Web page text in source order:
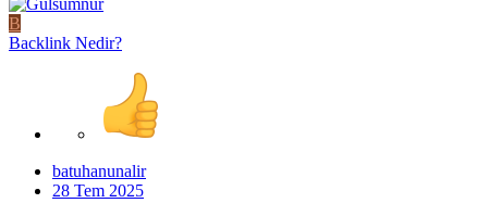
B
Backlink Nedir?
batuhanunalir
28 Tem 2025